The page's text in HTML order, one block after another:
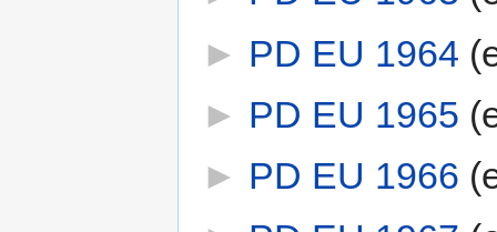
► PD EU 1964
► PD EU 1965
► PD EU 1966